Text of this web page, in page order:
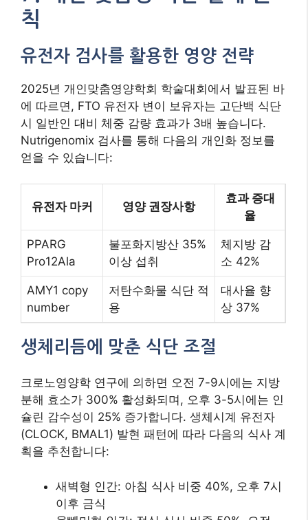
유전자 마커
PPARG
Pro12Ala
불포화지방산 35%
이상 섭취
체지방 감
소 42%
AMY1 copy
number
저탄수화물 식단 적
용
대사율 향
상 37%
생체리듬에 맞춘 식단 조절
크로노영양학 연구에 의하면 오전 7-9시에는 지방
분해 효소가 300% 활성화되며, 오후 3-5시에는 인
슐린 감수성이 25% 증가합니다. 생체시계 유전자
(CLOCK, BMAL1) 발현 패턴에 따라 다음의 식사 계
획을 추천합니다:
새벽형 인간: 아침 식사 비중 40%, 오후 7시
이후 금식
올빼미형 인간: 점심 식사 비중 50%, 오전
10시 첫 식사
8. 지속 가능성의 핵심: 행동
변화 기술
※ Pexels 제공 저작권 무료 이미지
21일의 법칙을 넘어: 습관 고착화 전